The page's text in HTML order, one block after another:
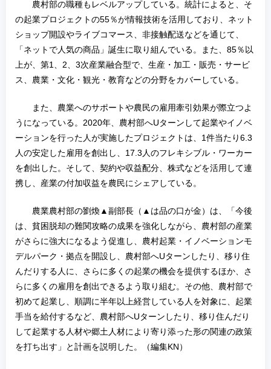
農村部の職種もレベルアップしている。統計によると、そ
の起業プロジェクトの55％が情報技術を活用しており、ネット
ショップ開設やライブコマース、非接触配送などを通じて、
「ネットで人気の商品」誕生に取り組んでいる。また、85％以
上が、第1、2、3次産業融合型で、生産・加工・販売・サービ
ス、農業・文化・観光・教育などの分野をカバーしている。
また、農業へのサポートや農民の雇用牽引効果が際立つよ
うになっている。2020年、農村部へUターンして起業やイノベ
ーションを行った人が実施したプロジェクトは、1件当たり6.3
人の安定した雇用を創出し、17.3人のフレキシブル・ワーカー
を創出した。そして、契約や収益配分、株式などを活用して連
携し、産業の付加収益を農民にシェアしている。
農業農村部の劉煥▲副部長（▲は品の口が金）は、「今後
は、貧困脱却の難関攻略の成果を強化しながら、農村部の産業
がさらに強大になるよう促進し、農村起業・イノベーションモ
デルパーク・拠点を開設し、農村部へUターンしたり、移り住
んだりする人に、さらに多くの起業の機会を提供するほか、さ
らに多くの雇用を創出できるよう取り組む。その他、農村部で
初めて起業し、順調に半年以上経営している人を対象に、起業
手当を給付するなど、農村部へUターンしたり、移り住んだり
して起業する人材や郷土人材により寄り添った形の関連の政策
を打ち出す」と計画を説明した。（編集KN）